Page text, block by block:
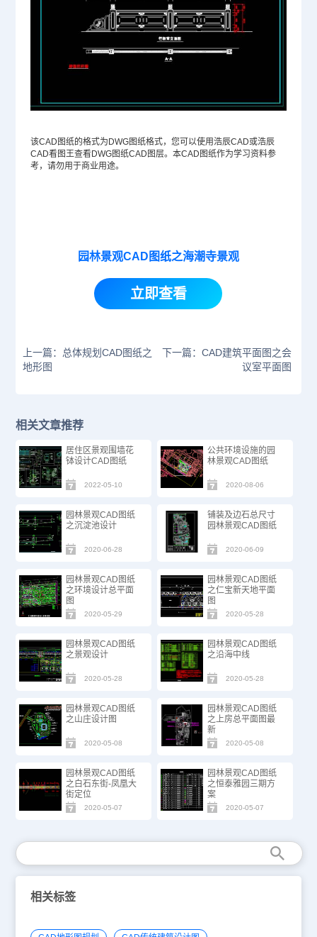
该CAD图纸的格式为 DWG图纸格式，您可以使用浩辰CAD或浩辰
CAD看图王查看DWG图纸CAD图层。本CAD图纸作为学习资料参
考，请勿用于商业用途。
园林景观CAD图纸之海潮寺景观
立即查看
上一篇：总体规划CAD图纸之
地形图
下一篇：CAD建筑平面图之会
议室平面图
相关文章推荐
居住区景观围墙花
钵设计CAD图纸
2022-05-10
公共环境设施的园
林景观CAD图纸
2020-08-06
园林景观CAD图纸
之沉淀池设计
2020-06-28
铺装及边石总尺寸
园林景观CAD图纸
2020-06-09
园林景观CAD图纸
之环境设计总平面
图
2020-05-29
园林景观CAD图纸
之仁宝新天地平面
图
2020-05-28
园林景观CAD图纸
之景观设计
2020-05-28
园林景观CAD图纸
之沿海中线
2020-05-28
园林景观CAD图纸
之山庄设计图
2020-05-08
园林景观CAD图纸
之上房总平面图最
新
2020-05-08
园林景观CAD图纸
之白石东街-凤凰大
街定位
2020-05-07
园林景观CAD图纸
之恒泰雅园三期方
案
2020-05-07
相关标签